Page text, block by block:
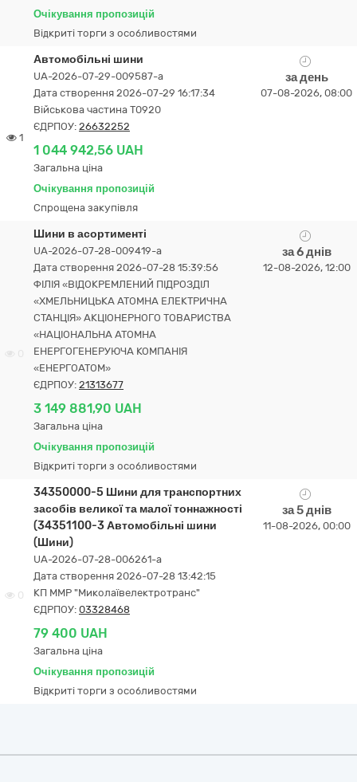
Очікування пропозицій
Відкриті торги з особливостями
1
Автомобільні шини
UA-2026-07-29-009587-a
Дата створення 2026-07-29 16:17:34
Військова частина Т0920
ЄДРПОУ: 26632252
1 044 942,56 UAH
Загальна ціна
Очікування пропозицій
Спрощена закупівля
за день
07-08-2026, 08:00
Шини в асортименті
UA-2026-07-28-009419-a
Дата створення 2026-07-28 15:39:56
ФІЛІЯ «ВІДОКРЕМЛЕНИЙ ПІДРОЗДІЛ
«ХМЕЛЬНИЦЬКА АТОМНА ЕЛЕКТРИЧНА
СТАНЦІЯ» АКЦІОНЕРНОГО ТОВАРИСТВА
«НАЦІОНАЛЬНА АТОМНА
ЕНЕРГОГЕНЕРУЮЧА КОМПАНІЯ
«ЕНЕРГОАТОМ»
ЄДРПОУ: 21313677
3 149 881,90 UAH
Загальна ціна
Очікування пропозицій
Відкриті торги з особливостями
за 6 днів
12-08-2026, 12:00
0
34350000-5 Шини для транспортних
засобів великої та малої тоннажності
(34351100-3 Автомобільні шини
(Шини)
UA-2026-07-28-006261-a
Дата створення 2026-07-28 13:42:15
КП ММР "Миколаївелектротранс"
ЄДРПОУ: 03328468
79 400 UAH
Загальна ціна
Очікування пропозицій
Відкриті торги з особливостями
за 5 днів
11-08-2026, 00:00